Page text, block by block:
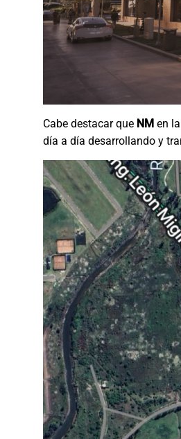
Cabe destacar que NM en
día a día desarrollando y